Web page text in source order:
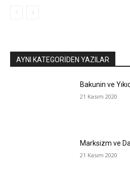
AYNI KATEGORIDEN YAZILAR
Bakunin ve
21 Kasım 2020
Marksizm ve
21 Kasım 2020